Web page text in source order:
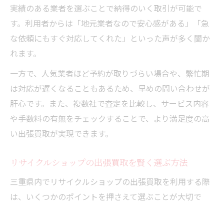
実績のある業者を選ぶことで納得のいく取引が可能で
す。利用者からは「地元業者なので安心感がある」「急
な依頼にもすぐ対応してくれた」といった声が多く聞か
れます。
一方で、人気業者ほど予約が取りづらい場合や、繁忙期
は対応が遅くなることもあるため、早めの問い合わせが
肝心です。また、複数社で査定を比較し、サービス内容
や手数料の有無をチェックすることで、より満足度の高
い出張買取が実現できます。
リサイクルショップの出張買取を賢く選ぶ方法
三重県内でリサイクルショップの出張買取を利用する際
は、いくつかのポイントを押さえて選ぶことが大切で